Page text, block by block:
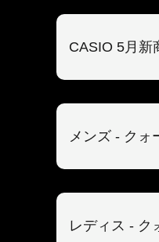
CASIO 5月新
メンズ - クォ
レディス - ク